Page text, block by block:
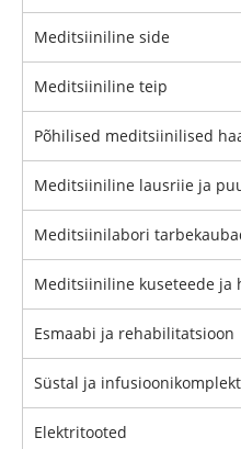
Meditsiiniline side
Meditsiiniline teip
Põhilised meditsiinilised
Meditsiiniline lausriie ja
Meditsiinilabori
Meditsiiniline kuseteede ja
Esmaabi ja rehabilitatsioon
Süstal ja infusioonikomplekt
Elektritooted